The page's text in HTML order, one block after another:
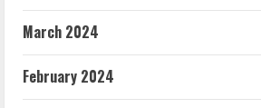
March 2024
February 2024